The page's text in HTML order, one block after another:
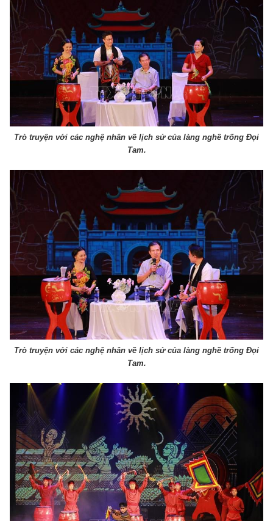
Trò truyện với các nghệ nhân về lịch sử của làng nghề trống Đọi
Tam.
Trò truyện với các nghệ nhân về lịch sử của làng nghề trống Đọi
Tam.